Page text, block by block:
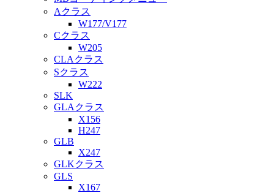
Aクラス
W177/V177
Cクラス
W205
CLAクラス
Sクラス
W222
SLK
GLAクラス
X156
H247
GLB
X247
GLKクラス
GLS
X167